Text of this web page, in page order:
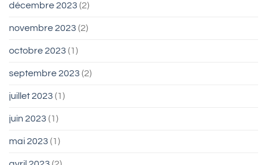
décembre 2023 (2)
novembre 2023 (2)
octobre 2023 (1)
septembre 2023 (2)
juillet 2023 (1)
juin 2023 (1)
mai 2023 (1)